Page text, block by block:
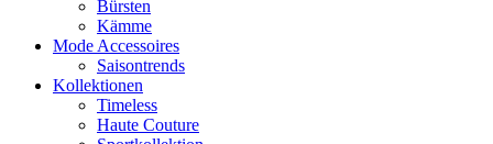
Bürsten
Kämme
Mode Accessoires
Saisontrends
Kollektionen
Timeless
Haute Couture